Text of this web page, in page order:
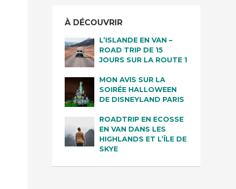
À DÉCOUVRIR
L’ISLANDE EN VAN –
ROAD TRIP DE 15
JOURS SUR LA ROUTE 1
MON AVIS SUR LA
SOIRÉE HALLOWEEN
DE DISNEYLAND PARIS
ROADTRIP EN ECOSSE
EN VAN DANS LES
HIGHLANDS ET L’ÎLE DE
SKYE